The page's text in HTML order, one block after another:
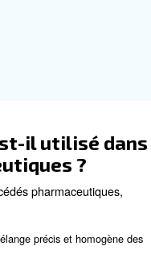
des produits.
pureté de
la qualité de l’air
d’huile et
différentes